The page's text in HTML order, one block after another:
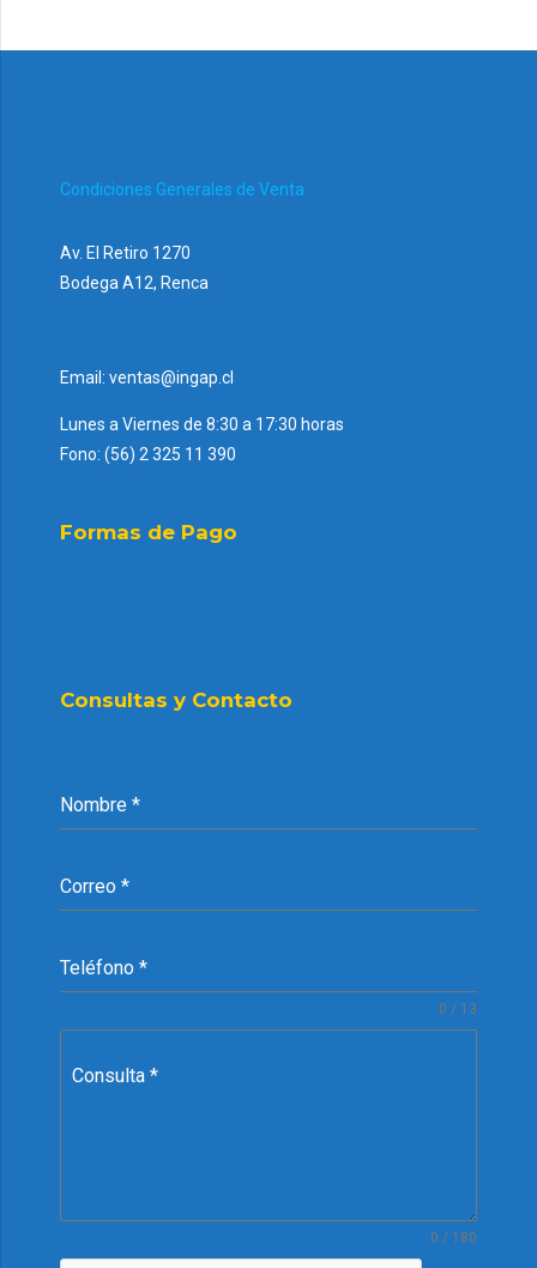
Condiciones Generales de Venta
Av. El Retiro 1270
Bodega A12, Renca
Email: ventas@ingap.cl
Lunes a Viernes de 8:30 a 17:30 horas
Fono: (56) 2 325 11 390
Formas de Pago
Consultas y Contacto
Nombre *
Correo *
Teléfono *
0 / 13
Consulta *
0 / 180